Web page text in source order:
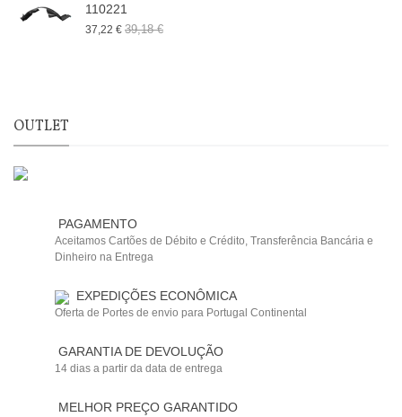
110221
37,22 € 39,18 €
OUTLET
PAGAMENTO
Aceitamos Cartões de Débito e Crédito, Transferência Bancária e
Dinheiro na Entrega
EXPEDIÇÕES ECONÔMICA
Oferta de Portes de envio para Portugal Continental
GARANTIA DE DEVOLUÇÃO
14 dias a partir da data de entrega
MELHOR PREÇO GARANTIDO